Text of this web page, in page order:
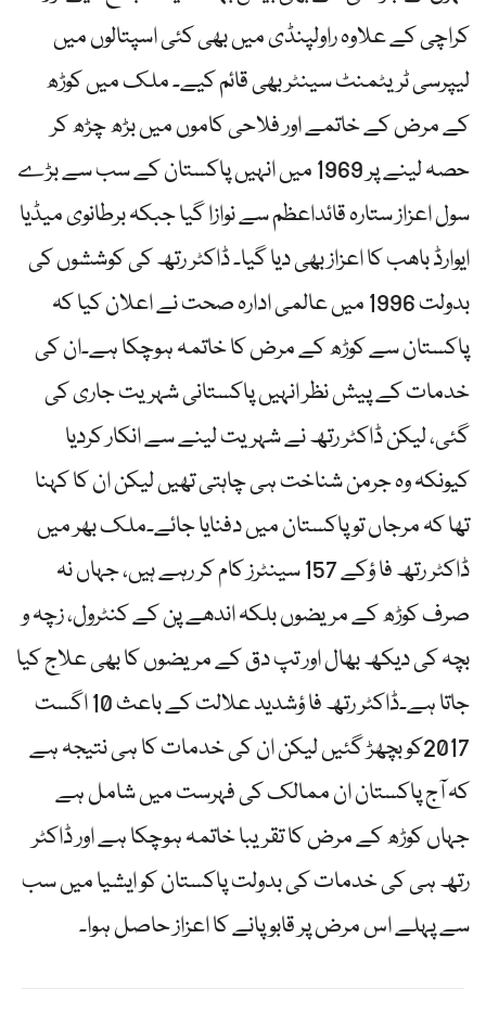
کراچی کے علاوہ راولپنڈی میں بھی کئی اسپتالوں میں
لیپرسی ٹریٹمنٹ سینٹر بھی قائم کیے۔ ملک میں کوڑھ
کے مرض کے خاتمے اور فلاحی کاموں میں بڑھ چڑھ کر
حصہ لینے پر 1969 میں انہیں پاکستان کے سب سے بڑے
سول اعزاز ستارہ قائداعظم سے نوازا گیا جبکہ برطانوی میڈیا
ایوارڈ باھب کا اعزاز بھی دیا گیا۔ ڈاکٹر رتھ کی کوششوں کی
بدولت 1996 میں عالمی ادارہ صحت نے اعلان کیا کہ
پاکستان سے کوڑھ کے مرض کا خاتمہ ہوچکا ہے۔ان کی
خدمات کے پیش نظر انہیں پاکستانی شہریت جاری کی
گئی، لیکن ڈاکٹر رتھ نے شہریت لینے سے انکار کردیا
کیونکہ وہ جرمن شناخت ہی چاہتی تھیں لیکن ان کا کہنا
تھا کہ مرجاں تو پاکستان میں دفنایا جائے۔ملک بھر میں
ڈاکٹر رتھ فا ؤکے 157 سینٹرز کام کر رہے ہیں، جہاں نہ
صرف کوڑھ کے مریضوں بلکہ اندھے پن کے کنٹرول، زچہ و
بچہ کی دیکھ بھال اور تپ دق کے مریضوں کا بھی علاج کیا
جاتا ہے۔ڈاکٹر رتھ فا ؤشدید علالت کے باعث 10 اگست
2017کو بچھڑ گئیں لیکن ان کی خدمات کا ہی نتیجہ ہے
کہ آج پاکستان ان ممالک کی فہرست میں شامل ہے
جہاں کوڑھ کے مرض کا تقریبا خاتمہ ہوچکا ہے اور ڈاکٹر
رتھ ہی کی خدمات کی بدولت پاکستان کو ایشیا میں سب
سے پہلے اس مرض پر قابو پانے کا اعزاز حاصل ہوا۔